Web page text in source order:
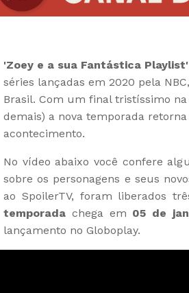
'Zoey e a sua Fantástica Playlist'
séries lançadas em 2020 pela
Brasil. Com um final tristíssimo
demais) a nova temporada
acontecimento.
No vídeo abaixo você confere
sobre os personagens e seus
ao SpoilerTV, foram liberados
temporada chega em 05 de
lançamento no Globoplay.